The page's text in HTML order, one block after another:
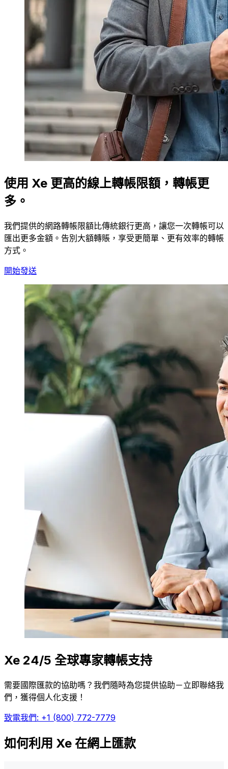
使用 Xe 更高的線上轉帳限額，轉帳更
多。
我們提供的網路轉帳限額比傳統銀行更高，讓您一次轉帳可以
匯出更多金額。告別大額轉賬，享受更簡單、更有效率的轉帳
方式。
開始發送
Xe 24/5 全球專家轉帳支持
需要國際匯款的協助嗎？我們隨時為您提供協助－立即聯絡我
們，獲得個人化支援！
致電我們: +1 (800) 772-7779
如何利用 Xe 在網上匯款